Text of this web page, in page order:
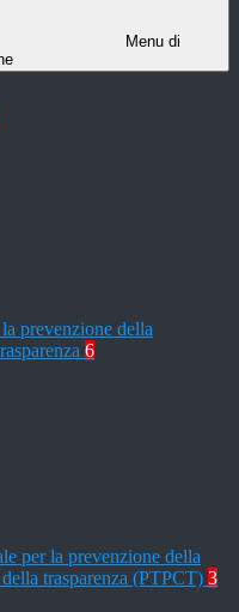
Menu di
prevenzione della
6
per la prevenzione della
trasparenza (PTPCT) 3